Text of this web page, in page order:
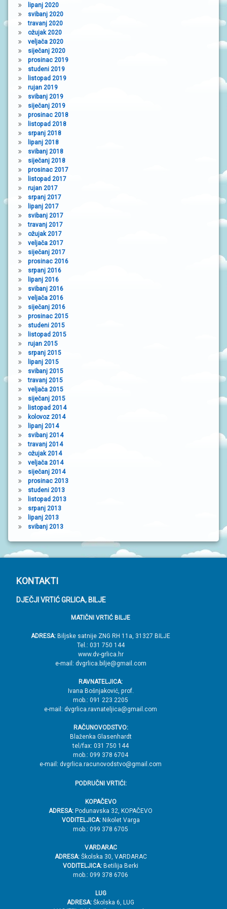
lipanj 2020
svibanj 2020
travanj 2020
ožujak 2020
veljača 2020
siječanj 2020
prosinac 2019
studeni 2019
listopad 2019
rujan 2019
svibanj 2019
siječanj 2019
prosinac 2018
listopad 2018
srpanj 2018
lipanj 2018
svibanj 2018
siječanj 2018
prosinac 2017
listopad 2017
rujan 2017
srpanj 2017
lipanj 2017
svibanj 2017
travanj 2017
ožujak 2017
veljača 2017
siječanj 2017
prosinac 2016
srpanj 2016
lipanj 2016
svibanj 2016
veljača 2016
siječanj 2016
prosinac 2015
studeni 2015
listopad 2015
rujan 2015
srpanj 2015
lipanj 2015
svibanj 2015
travanj 2015
veljača 2015
siječanj 2015
listopad 2014
kolovoz 2014
lipanj 2014
svibanj 2014
travanj 2014
ožujak 2014
veljača 2014
siječanj 2014
prosinac 2013
studeni 2013
listopad 2013
srpanj 2013
lipanj 2013
svibanj 2013
P
o
KONTAKTI
DJEČJI VRTIĆ GRLICA, BILJE
MATIČNI VRTIĆ BILJE
ADRESA: Biljske satnije ZNG RH 11a, 31327 BILJE
Tel.: 031 750 144
www.dv-grlica.hr
e-mail: dvgrlica.bilje@gmail.com
RAVNATELJICA:
Ivana Bošnjaković, prof.
mob.: 091 223 2205
e-mail: dvgrlica.ravnateljica@gmail.com
RAČUNOVODSTVO:
Blaženka Glasenhardt
tel/fax: 031 750 144
mob.: 099 378 6704
e-mail: dvgrlica.racunovodstvo@gmail.com
PODRUČNI VRTIĆI:
KOPAČEVO
ADRESA: Podunavska 32, KOPAČEVO
VODITELJICA:Nikolet Varga
mob.: 099 378 6705
VARDARAC
ADRESA:Školska 30, VARDARAC
VODITELJICA: Betilija Berki
mob.: 099 378 6706
LUG
ADRESA: Školska 6, LUG